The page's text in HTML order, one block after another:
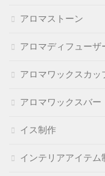
アロマストーン
アロマディフューザ
アロマワックスカッ
アロマワックスバー
イス制作
インテリアアイテム